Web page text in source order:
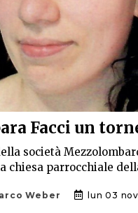
Facci un
società
chiesa parrocchiale
Weber lun 03